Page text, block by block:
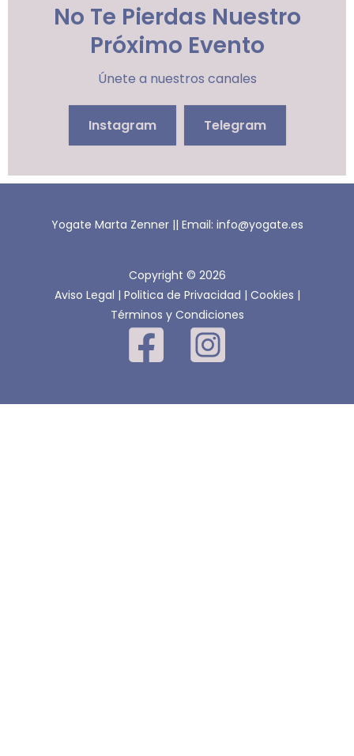
No Te Pierdas Nuestro
Próximo Evento
Únete a nuestros canales
Instagram Telegram
Yogate Marta Zenner || Email: info@yogate.es
Copyright © 2026
Aviso Legal | Politica de Privacidad | Cookies |
Términos y Condiciones